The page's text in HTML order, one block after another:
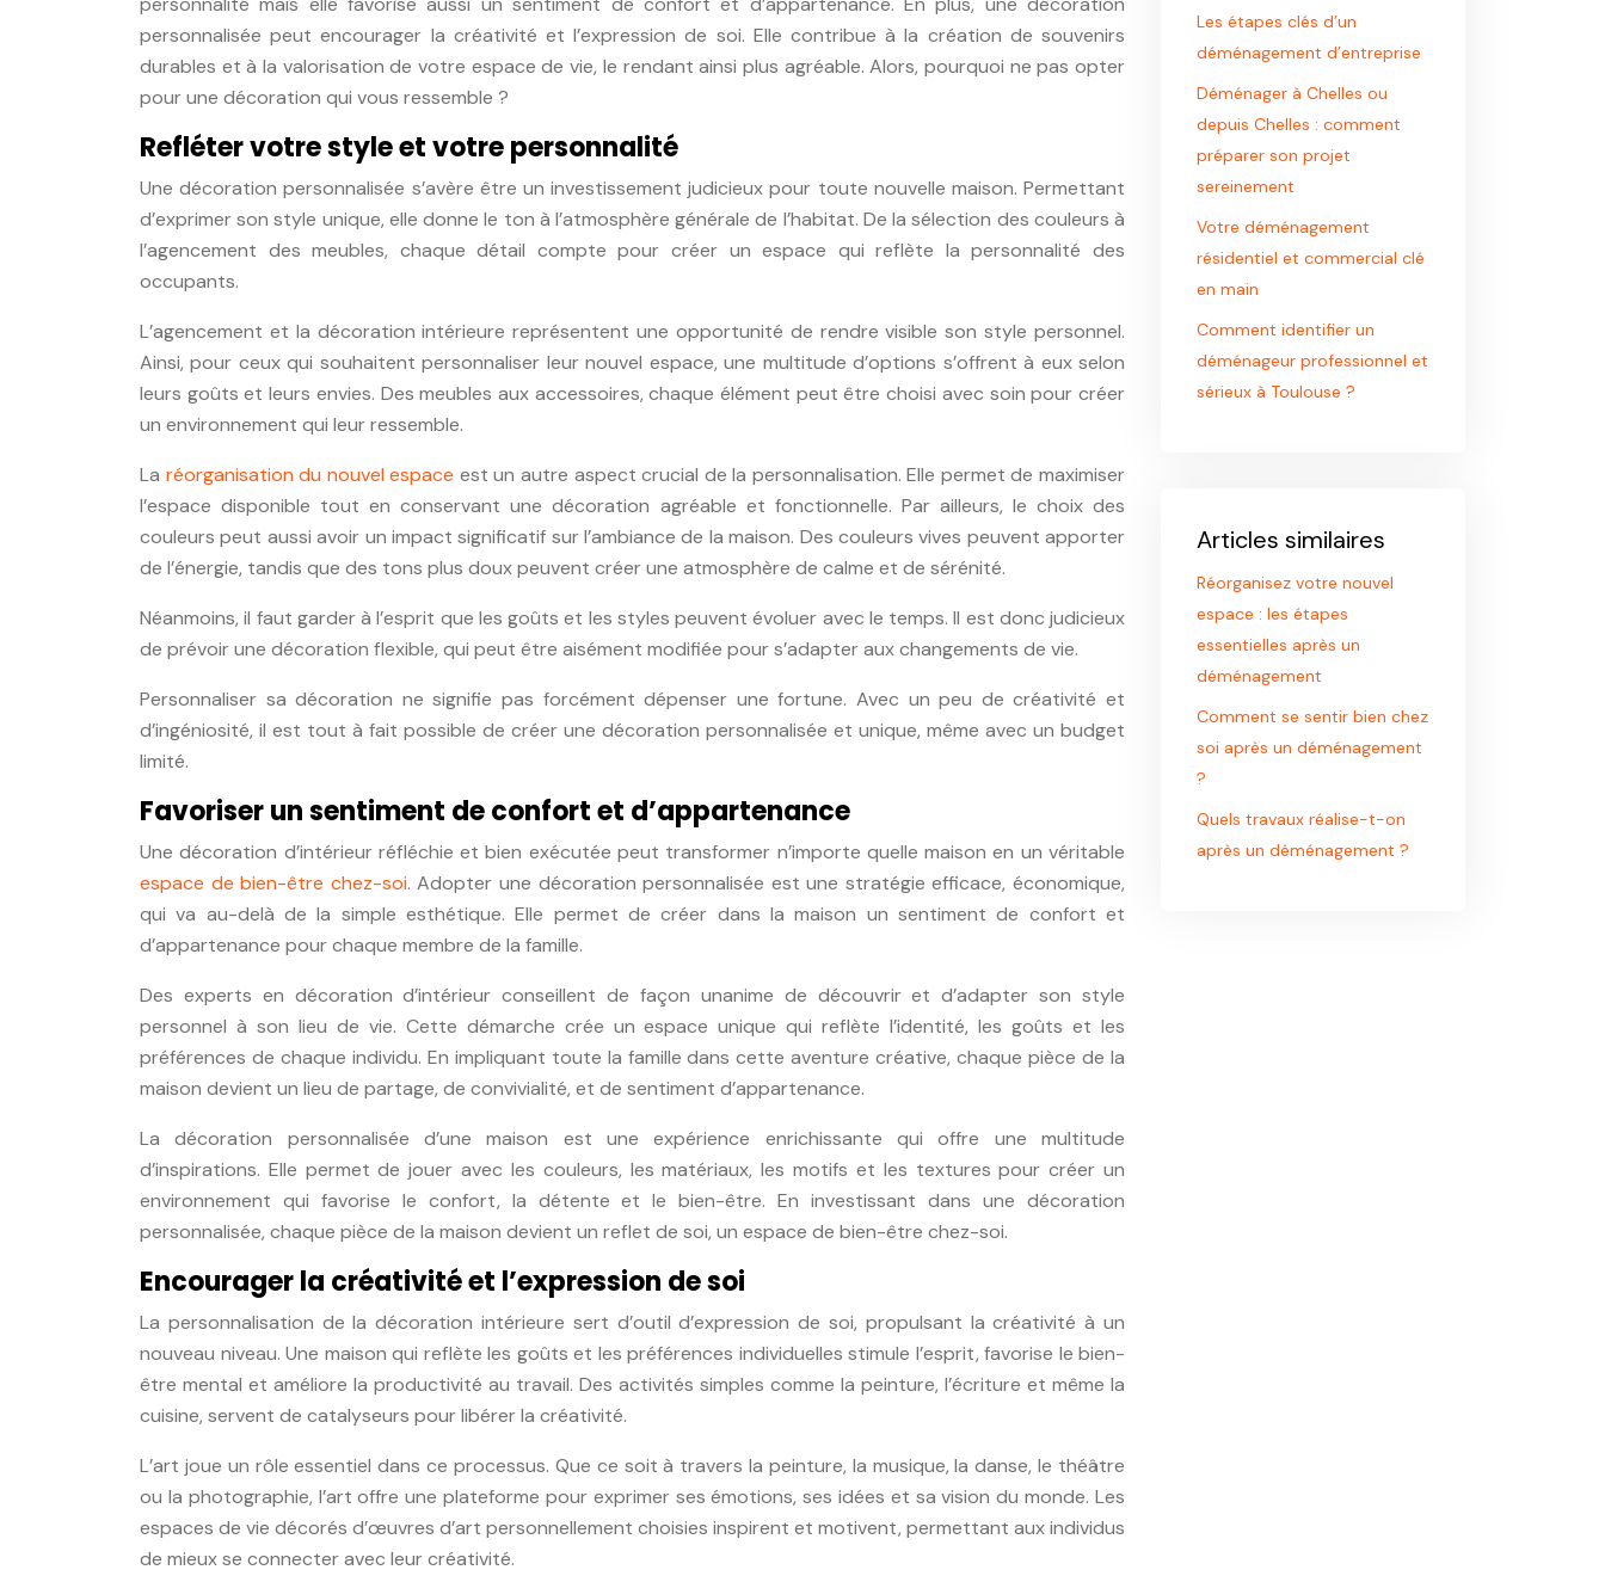
personnalisée peut encourager la créativité et l’expression de soi. Elle contribue à la création de souvenirs
durables et à la valorisation de votre espace de vie, le rendant ainsi plus agréable. Alors, pourquoi ne pas opter
pour une décoration qui vous ressemble ?
Refléter votre style et votre personnalité
Une décoration personnalisée s’avère être un investissement judicieux pour toute nouvelle maison. Permettant
d’exprimer son style unique, elle donne le ton à l’atmosphère générale de l’habitat. De la sélection des couleurs à
l’agencement des meubles, chaque détail compte pour créer un espace qui reflète la personnalité des
occupants.
L’agencement et la décoration intérieure représentent une opportunité de rendre visible son style personnel.
Ainsi, pour ceux qui souhaitent personnaliser leur nouvel espace, une multitude d’options s’offrent à eux selon
leurs goûts et leurs envies. Des meubles aux accessoires, chaque élément peut être choisi avec soin pour créer
un environnement qui leur ressemble.
La réorganisation du nouvel espace est un autre aspect crucial de la personnalisation. Elle permet de maximiser
l’espace disponible tout en conservant une décoration agréable et fonctionnelle. Par ailleurs, le choix des
couleurs peut aussi avoir un impact significatif sur l’ambiance de la maison. Des couleurs vives peuvent apporter
de l’énergie, tandis que des tons plus doux peuvent créer une atmosphère de calme et de sérénité.
Néanmoins, il faut garder à l’esprit que les goûts et les styles peuvent évoluer avec le temps. Il est donc judicieux
de prévoir une décoration flexible, qui peut être aisément modifiée pour s’adapter aux changements de vie.
Personnaliser sa décoration ne signifie pas forcément dépenser une fortune. Avec un peu de créativité et
d’ingéniosité, il est tout à fait possible de créer une décoration personnalisée et unique, même avec un budget
limité.
Favoriser un sentiment de confort et d’appartenance
Une décoration d’intérieur réfléchie et bien exécutée peut transformer n’importe quelle maison en un véritable
espace de bien-être chez-soi. Adopter une décoration personnalisée est une stratégie efficace, économique,
qui va au-delà de la simple esthétique. Elle permet de créer dans la maison un sentiment de confort et
d’appartenance pour chaque membre de la famille.
Des experts en décoration d’intérieur conseillent de façon unanime de découvrir et d’adapter son style
personnel à son lieu de vie. Cette démarche crée un espace unique qui reflète l’identité, les goûts et les
préférences de chaque individu. En impliquant toute la famille dans cette aventure créative, chaque pièce de la
maison devient un lieu de partage, de convivialité, et de sentiment d’appartenance.
La décoration personnalisée d’une maison est une expérience enrichissante qui offre une multitude
d’inspirations. Elle permet de jouer avec les couleurs, les matériaux, les motifs et les textures pour créer un
environnement qui favorise le confort, la détente et le bien-être. En investissant dans une décoration
personnalisée, chaque pièce de la maison devient un reflet de soi, un espace de bien-être chez-soi.
Encourager la créativité et l’expression de soi
La personnalisation de la décoration intérieure sert d’outil d’expression de soi, propulsant la créativité à un
nouveau niveau. Une maison qui reflète les goûts et les préférences individuelles stimule l’esprit, favorise le bien-
être mental et améliore la productivité au travail. Des activités simples comme la peinture, l’écriture et même la
cuisine, servent de catalyseurs pour libérer la créativité.
L’art joue un rôle essentiel dans ce processus. Que ce soit à travers la peinture, la musique, la danse, le théâtre
ou la photographie, l’art offre une plateforme pour exprimer ses émotions, ses idées et sa vision du monde. Les
espaces de vie décorés d’œuvres d’art personnellement choisies inspirent et motivent, permettant aux individus
de mieux se connecter avec leur créativité.
Les étapes clés d’un
déménagement d’entreprise
Déménager à Chelles ou
depuis Chelles : comment
préparer son projet
sereinement
Votre déménagement
résidentiel et commercial clé
en main
Comment identifier un
déménageur professionnel et
sérieux à Toulouse ?
Articles similaires
Réorganisez votre nouvel
espace : les étapes
essentielles après un
déménagement
Comment se sentir bien chez
soi après un déménagement
?
Quels travaux réalise-t-on
après un déménagement ?